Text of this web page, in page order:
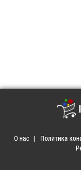
О нас Политика